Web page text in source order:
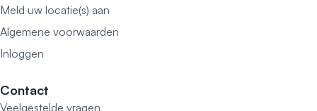
Meld uw locatie(s) aan
Algemene voorwaarden
Inloggen
Contact
Veelgestelde vragen